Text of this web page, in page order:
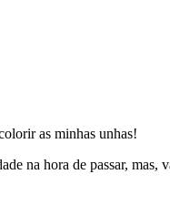
as minhas unhas!
na hora de passar, mas,